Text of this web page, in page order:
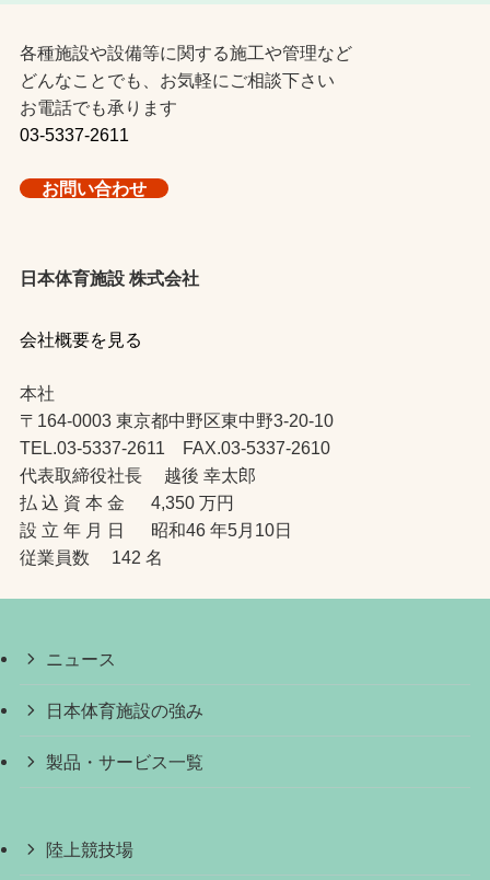
各種施設や設備等に関する施工や管理など
どんなことでも、お気軽にご相談下さい
お電話でも承ります
03-5337-2611
お問い合わせ
日本体育施設 株式会社
会社概要を見る
本社
〒164-0003 東京都中野区東中野3-20-10
TEL.03-5337-2611 FAX.03-5337-2610
代表取締役社長 越後 幸太郎
払 込 資 本 金 4,350 万円
設 立 年 月 日 昭和46 年5月10日
従業員数 142 名
ニュース
日本体育施設の強み
製品・サービス一覧
陸上競技場